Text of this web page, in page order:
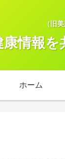
（旧
康情報を
ホーム